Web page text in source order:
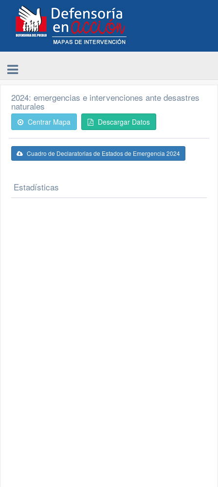
2024: emergencias e intervenciones ante desastres
naturales
Centrar Mapa Descargar Datos
Cuadro de Declaratorias de Estados de Emergencia 2024
Estadísticas